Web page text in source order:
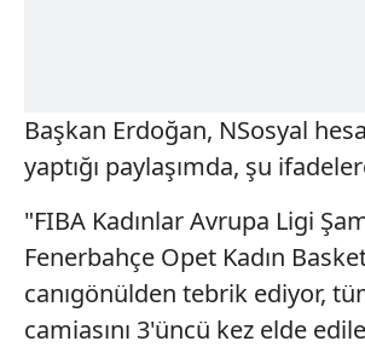
Başkan Erdoğan, NSosyal
yaptığı paylaşımda, şu
"FIBA Kadınlar Avrupa Ligi
Fenerbahçe Opet Kadın
canıgönülden tebrik ediyor,
camiasını 3'üncü kez elde